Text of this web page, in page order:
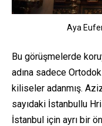
Aya
Bu görüşmelerde
adına sadece
kiliseler adanmış.
sayıdaki İstanbullu
İstanbul için ayrı bir